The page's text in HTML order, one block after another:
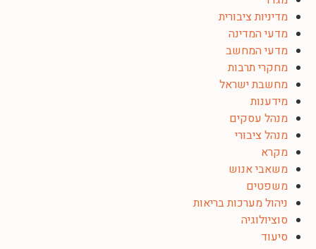
מדיניות ציבורית
מדעי המדינה
מדעי המחשב
מחקרי תרבות
מחשבת ישראל
מידענות
מנהל עסקים
מנהל ציבורי
מקרא
משאבי אנוש
משפטים
ניהול מערכות בריאות
סוציולוגיה
סיעוד